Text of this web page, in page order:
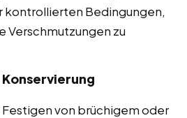
kontrollierten Bedingungen,
Verschmutzungen zu
Festigen von brüchigem oder